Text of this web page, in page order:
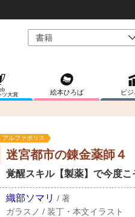
ツ大賞
絵本ひろば ビ
アルファポリス
迷宮都市の錬金薬師４
覚醒スキル【製薬】で今度
織部ソマリ / 著
ガラスノ / 装丁・本文イラスト